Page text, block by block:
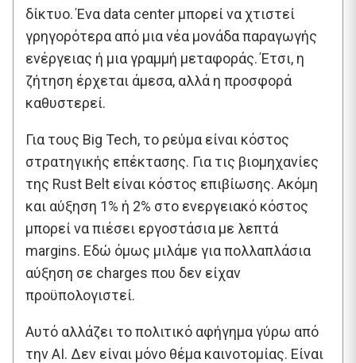
δίκτυο. Ένα data center μπορεί να χτιστεί
γρηγορότερα από μια νέα μονάδα παραγωγής
ενέργειας ή μια γραμμή μεταφοράς. Έτσι, η
ζήτηση έρχεται άμεσα, αλλά η προσφορά
καθυστερεί.
Για τους Big Tech, το ρεύμα είναι κόστος
στρατηγικής επέκτασης. Για τις βιομηχανίες
της Rust Belt είναι κόστος επιβίωσης. Ακόμη
και αύξηση 1% ή 2% στο ενεργειακό κόστος
μπορεί να πιέσει εργοστάσια με λεπτά
margins. Εδώ όμως μιλάμε για πολλαπλάσια
αύξηση σε charges που δεν είχαν
προϋπολογιστεί.
Αυτό αλλάζει το πολιτικό αφήγημα γύρω από
την AI. Δεν είναι μόνο θέμα καινοτομίας. Είναι